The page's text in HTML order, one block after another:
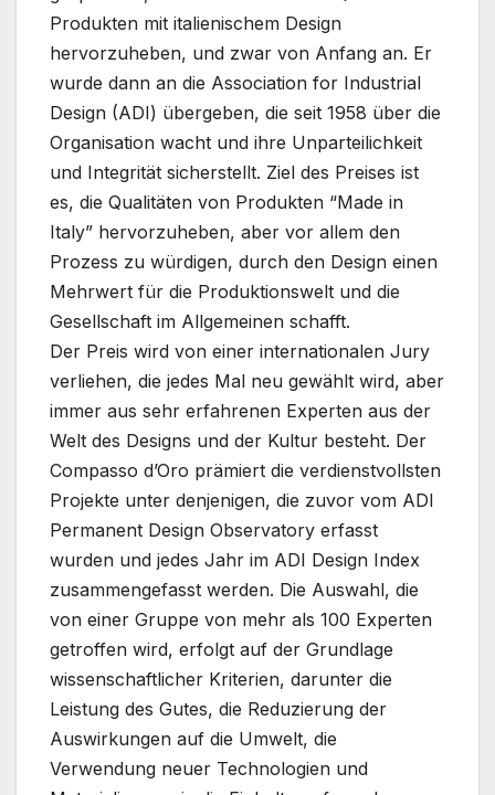
Produkten mit italienischem Design
hervorzuheben, und zwar von Anfang an. Er
wurde dann an die Association for Industrial
Design (ADI) übergeben, die seit 1958 über die
Organisation wacht und ihre Unparteilichkeit
und Integrität sicherstellt. Ziel des Preises ist
es, die Qualitäten von Produkten “Made in
Italy” hervorzuheben, aber vor allem den
Prozess zu würdigen, durch den Design einen
Mehrwert für die Produktionswelt und die
Gesellschaft im Allgemeinen schafft.
Der Preis wird von einer internationalen Jury
verliehen, die jedes Mal neu gewählt wird, aber
immer aus sehr erfahrenen Experten aus der
Welt des Designs und der Kultur besteht. Der
Compasso d’Oro prämiert die verdienstvollsten
Projekte unter denjenigen, die zuvor vom ADI
Permanent Design Observatory erfasst
wurden und jedes Jahr im ADI Design Index
zusammengefasst werden. Die Auswahl, die
von einer Gruppe von mehr als 100 Experten
getroffen wird, erfolgt auf der Grundlage
wissenschaftlicher Kriterien, darunter die
Leistung des Gutes, die Reduzierung der
Auswirkungen auf die Umwelt, die
Verwendung neuer Technologien und